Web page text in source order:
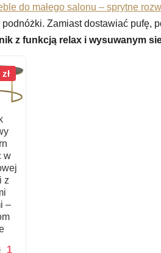
do małego salonu – sprytne
Zamiast dostawiać pufę,
z funkcją relax i wysuwanym
w
z
–
Pierwotna
1